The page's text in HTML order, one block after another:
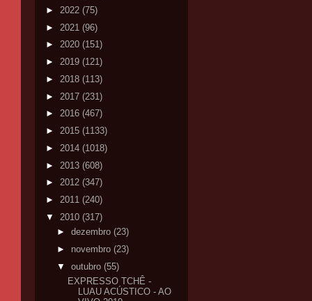
► 2022 (75)
► 2021 (96)
► 2020 (151)
► 2019 (121)
► 2018 (113)
► 2017 (231)
► 2016 (467)
► 2015 (1133)
► 2014 (1018)
► 2013 (608)
► 2012 (347)
► 2011 (240)
▼ 2010 (317)
► dezembro (23)
► novembro (23)
▼ outubro (55)
EXPRESSO TCHÊ -
LUAU ACÚSTICO - AO